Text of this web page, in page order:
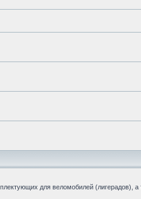
для веломобилей (лигерадов), а